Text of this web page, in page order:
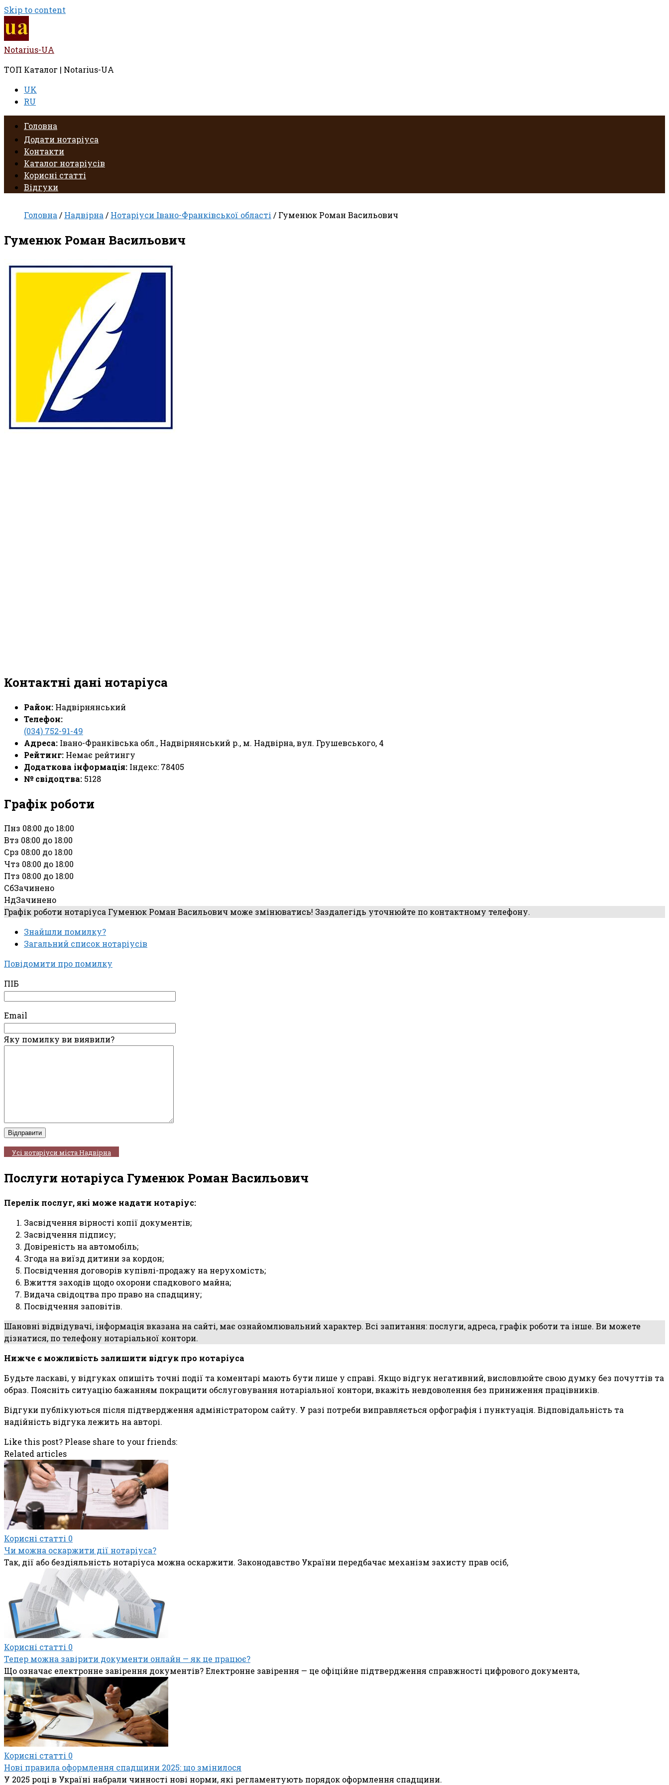
Skip to content
Notarius-UA
ТОП Каталог | Notarius-UA
UK
RU
Головна
Додати нотаріуса
Контакти
Каталог нотаріусів
Корисні статті
Відгуки
Головна / Надвірна / Нотаріуси Івано-Франківської області / Гуменюк Роман Васильович
Гуменюк Роман Васильович
Контактні дані нотаріуса
Район: Надвірнянський
Телефон:
(034) 752-91-49
Адреса: Івано-Франківська обл., Надвірнянський р., м. Надвірна, вул. Грушевського, 4
Рейтинг: Немає рейтингу
Додаткова інформація: Індекс: 78405
№ свідоцтва: 5128
Графік роботи
Пнз 08:00 до 18:00
Втз 08:00 до 18:00
Срз 08:00 до 18:00
Чтз 08:00 до 18:00
Птз 08:00 до 18:00
СбЗачинено
НдЗачинено
Графік роботи нотаріуса Гуменюк Роман Васильович може змінюватись! Заздалегідь уточнюйте по контактному телефону.
Знайшли помилку?
Загальний список нотаріусів
Повідомити про помилку
ПІБ
Email
Яку помилку ви виявили?
Усі нотаріуси міста Надвірна
Послуги нотаріуса Гуменюк Роман Васильович
Перелік послуг, які може надати нотаріус:
Засвідчення вірності копії документів;
Засвідчення підпису;
Довіреність на автомобіль;
Згода на виїзд дитини за кордон;
Посвідчення договорів купівлі-продажу на нерухомість;
Вжиття заходів щодо охорони спадкового майна;
Видача свідоцтва про право на спадщину;
Посвідчення заповітів.
Шановні відвідувачі, інформація вказана на сайті, має ознайомлювальний характер. Всі запитання: послуги, адреса, графік роботи та інше. Ви можете
дізнатися, по телефону нотаріальної контори.
Нижче є можливість залишити відгук про нотаріуса
Будьте ласкаві, у відгуках опишіть точні події та коментарі мають бути лише у справі. Якщо відгук негативний, висловлюйте свою думку без почуттів та
образ. Поясніть ситуацію бажанням покращити обслуговування нотаріальної контори, вкажіть невдоволення без приниження працівників.
Відгуки публікуються після підтвердження адміністратором сайту. У разі потреби виправляється орфографія і пунктуація. Відповідальність та
надійність відгука лежить на авторі.
Like this post? Please share to your friends:
Related articles
Корисні статті 0
Чи можна оскаржити дії нотаріуса?
Так, дії або бездіяльність нотаріуса можна оскаржити. Законодавство України передбачає механізм захисту прав осіб,
Корисні статті 0
Тепер можна завірити документи онлайн — як це працює?
Що означає електронне завірення документів? Електронне завірення — це офіційне підтвердження справжності цифрового документа,
Корисні статті 0
Нові правила оформлення спадщини 2025: що змінилося
У 2025 році в Україні набрали чинності нові норми, які регламентують порядок оформлення спадщини.